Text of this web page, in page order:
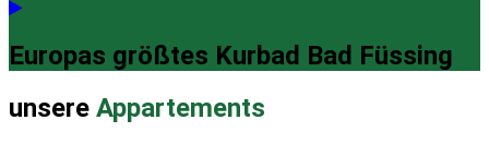
Europas größtes Kurbad Bad Füssing
unsere Appartements